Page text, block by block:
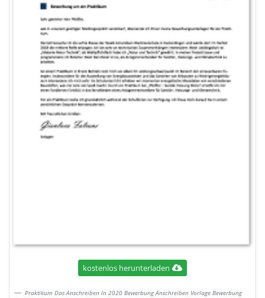
kostenlos herunterladen
Praktikum Das Anschreiben In 2020 Bewerbung Anschreiben Vorlage Bewerbung